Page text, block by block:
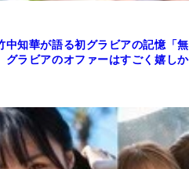
中知華が語る初グラビアの記憶「無
グラビアのオファーはすごく嬉しか